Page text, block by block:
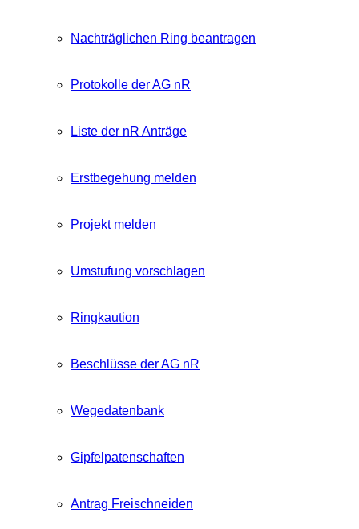
Nachträglichen Ring beantragen
Protokolle der AG nR
Liste der nR Anträge
Erstbegehung melden
Projekt melden
Umstufung vorschlagen
Ringkaution
Beschlüsse der AG nR
Wegedatenbank
Gipfelpatenschaften
Antrag Freischneiden